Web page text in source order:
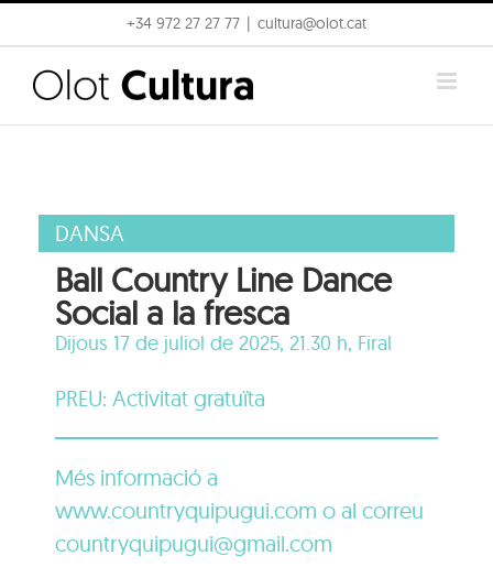
to
content
+34 972 27 27 77 cultura@olot.cat
DANSA
Ball Country Line Dance
Social a la fresca
Dijous 17 de juliol de 2025, 21.30 h, Firal
PREU: Activitat gratuïta
Més informació a
www.countryquipugui.com o al correu
countryquipugui@gmail.com